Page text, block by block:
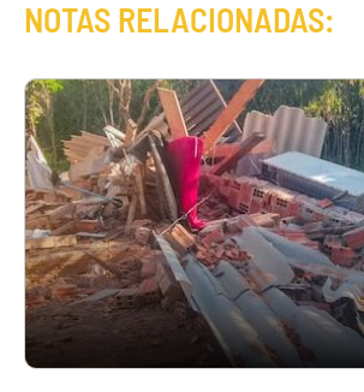
NOTAS RELACIONADAS: